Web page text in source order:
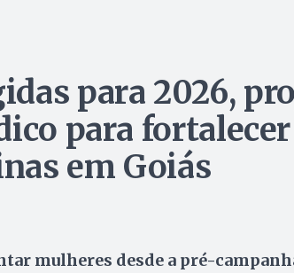
para 2026,
para fortalecer
em Goiás
mulheres desde a pré-